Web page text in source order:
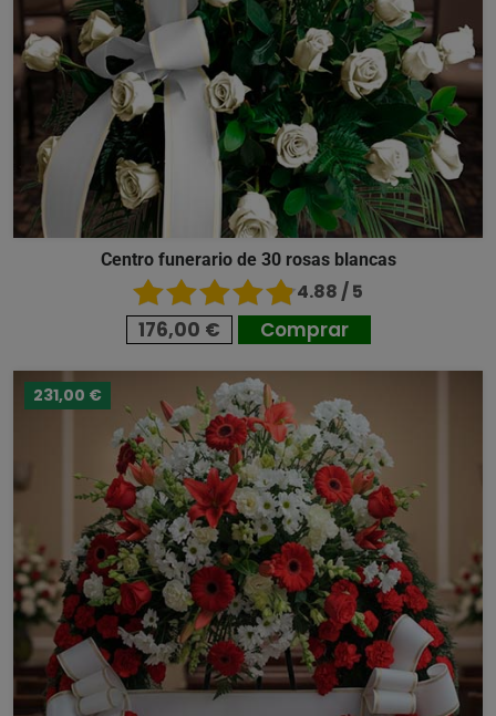
Centro funerario de 30 rosas blancas
4.88 / 5
176,00 € Comprar
231,00 €